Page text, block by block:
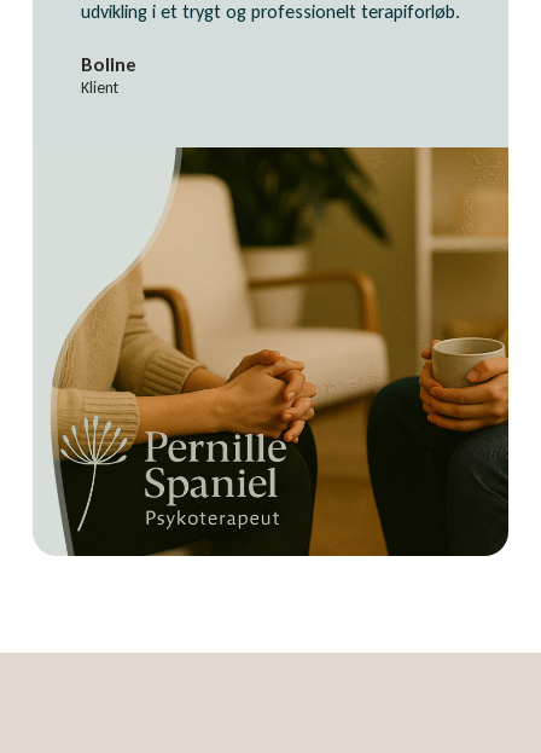
udvikling i et trygt og professionelt terapiforløb.
Boline
Klient